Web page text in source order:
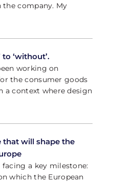
company. My
‘without’.
working on
the consumer goods
a context where design
that will shape the
a key milestone:
which the European